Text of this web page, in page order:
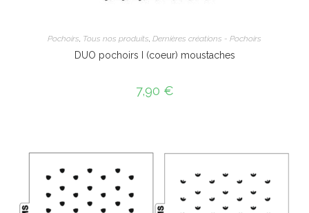
Pochoirs Tous nos produits Dernières créations - Pochoirs
DUO pochoirs I (coeur) moustaches
7,90 €